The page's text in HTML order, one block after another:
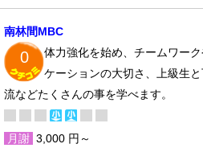
南林間MBC
0
体力強化を始め、チームワー
ケーションの大切さ、上級生
流などたくさんの事を学べます。
月謝 3,000 円～